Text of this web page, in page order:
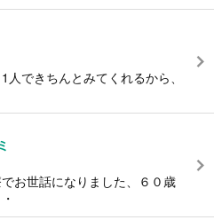
できちんとみてくれるから、
お世話になりました、６０歳